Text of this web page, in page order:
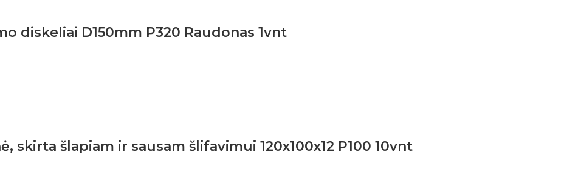
diskeliai D150mm P320 Raudonas 1vnt
skirta šlapiam ir sausam šlifavimui 120x100x12 P100 10vnt